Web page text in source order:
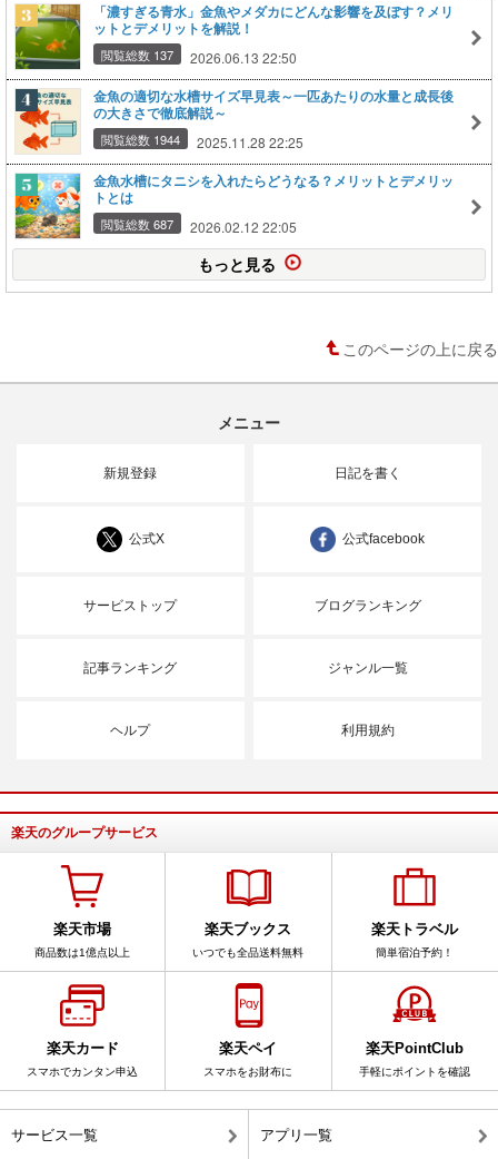
「濃すぎる青水」金魚やメダカにどんな影響を及ぼす？メリ
ットとデメリットを解説！
閲覧総数 137 2026.06.13 22:50
金魚の適切な水槽サイズ早見表～一匹あたりの水量と成長後
の大きさで徹底解説～
閲覧総数 1944 2025.11.28 22:25
金魚水槽にタニシを入れたらどうなる？メリットとデメリッ
トとは
閲覧総数 687 2026.02.12 22:05
もっと見る
このページの上に戻る
メニュー
新規登録 日記を書く
公式X 公式facebook
サービストップ ブログランキング
記事ランキング ジャンル一覧
ヘルプ 利用規約
楽天のグループサービス
楽天市場
商品数は1億点以上
楽天ブックス
いつでも全品送料無料
楽天トラベル
簡単宿泊予約！
楽天カード
スマホでカンタン申込
楽天ペイ
スマホをお財布に
楽天PointClub
手軽にポイントを確認
サービス一覧 アプリ一覧